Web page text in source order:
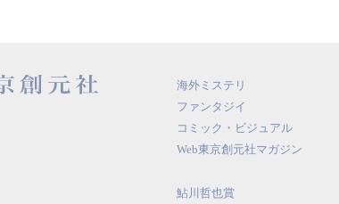
海外ミステリ
ファンタジイ
コミック・ビジュアル
Web東京創元社マガジン
鮎川哲也賞